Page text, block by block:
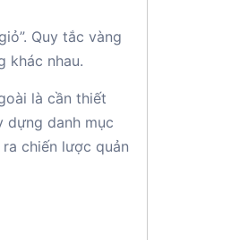
Quy tắc vàng
khác nhau.
là cần thiết
dựng danh mục
chiến lược quản